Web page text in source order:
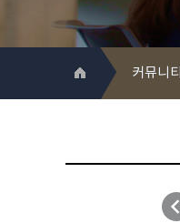
커뮤니티
취업성공
창업지원